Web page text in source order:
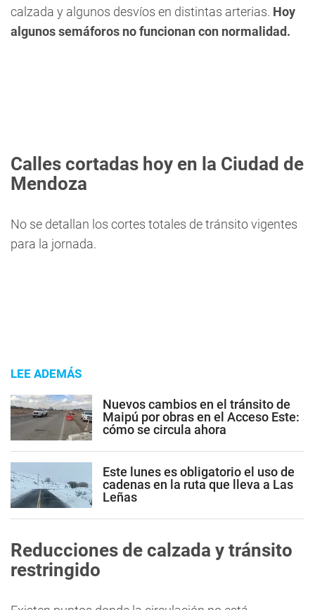
calzada y algunos desvíos en distintas arterias. Hoy
algunos semáforos no funcionan con normalidad.
Calles cortadas hoy en la Ciudad de
Mendoza
No se detallan los cortes totales de tránsito vigentes
para la jornada.
LEE ADEMÁS
Nuevos cambios en el tránsito de
Maipú por obras en el Acceso Este:
cómo se circula ahora
Este lunes es obligatorio el uso de
cadenas en la ruta que lleva a Las
Leñas
Reducciones de calzada y tránsito
restringido